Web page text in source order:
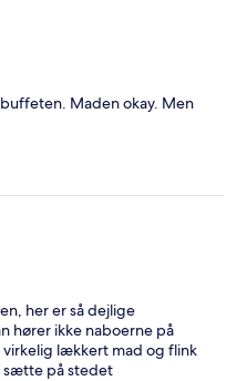
Maden okay. Men
her er så dejlige
hører ikke naboerne på
lækkert mad og flink
sætte på stedet